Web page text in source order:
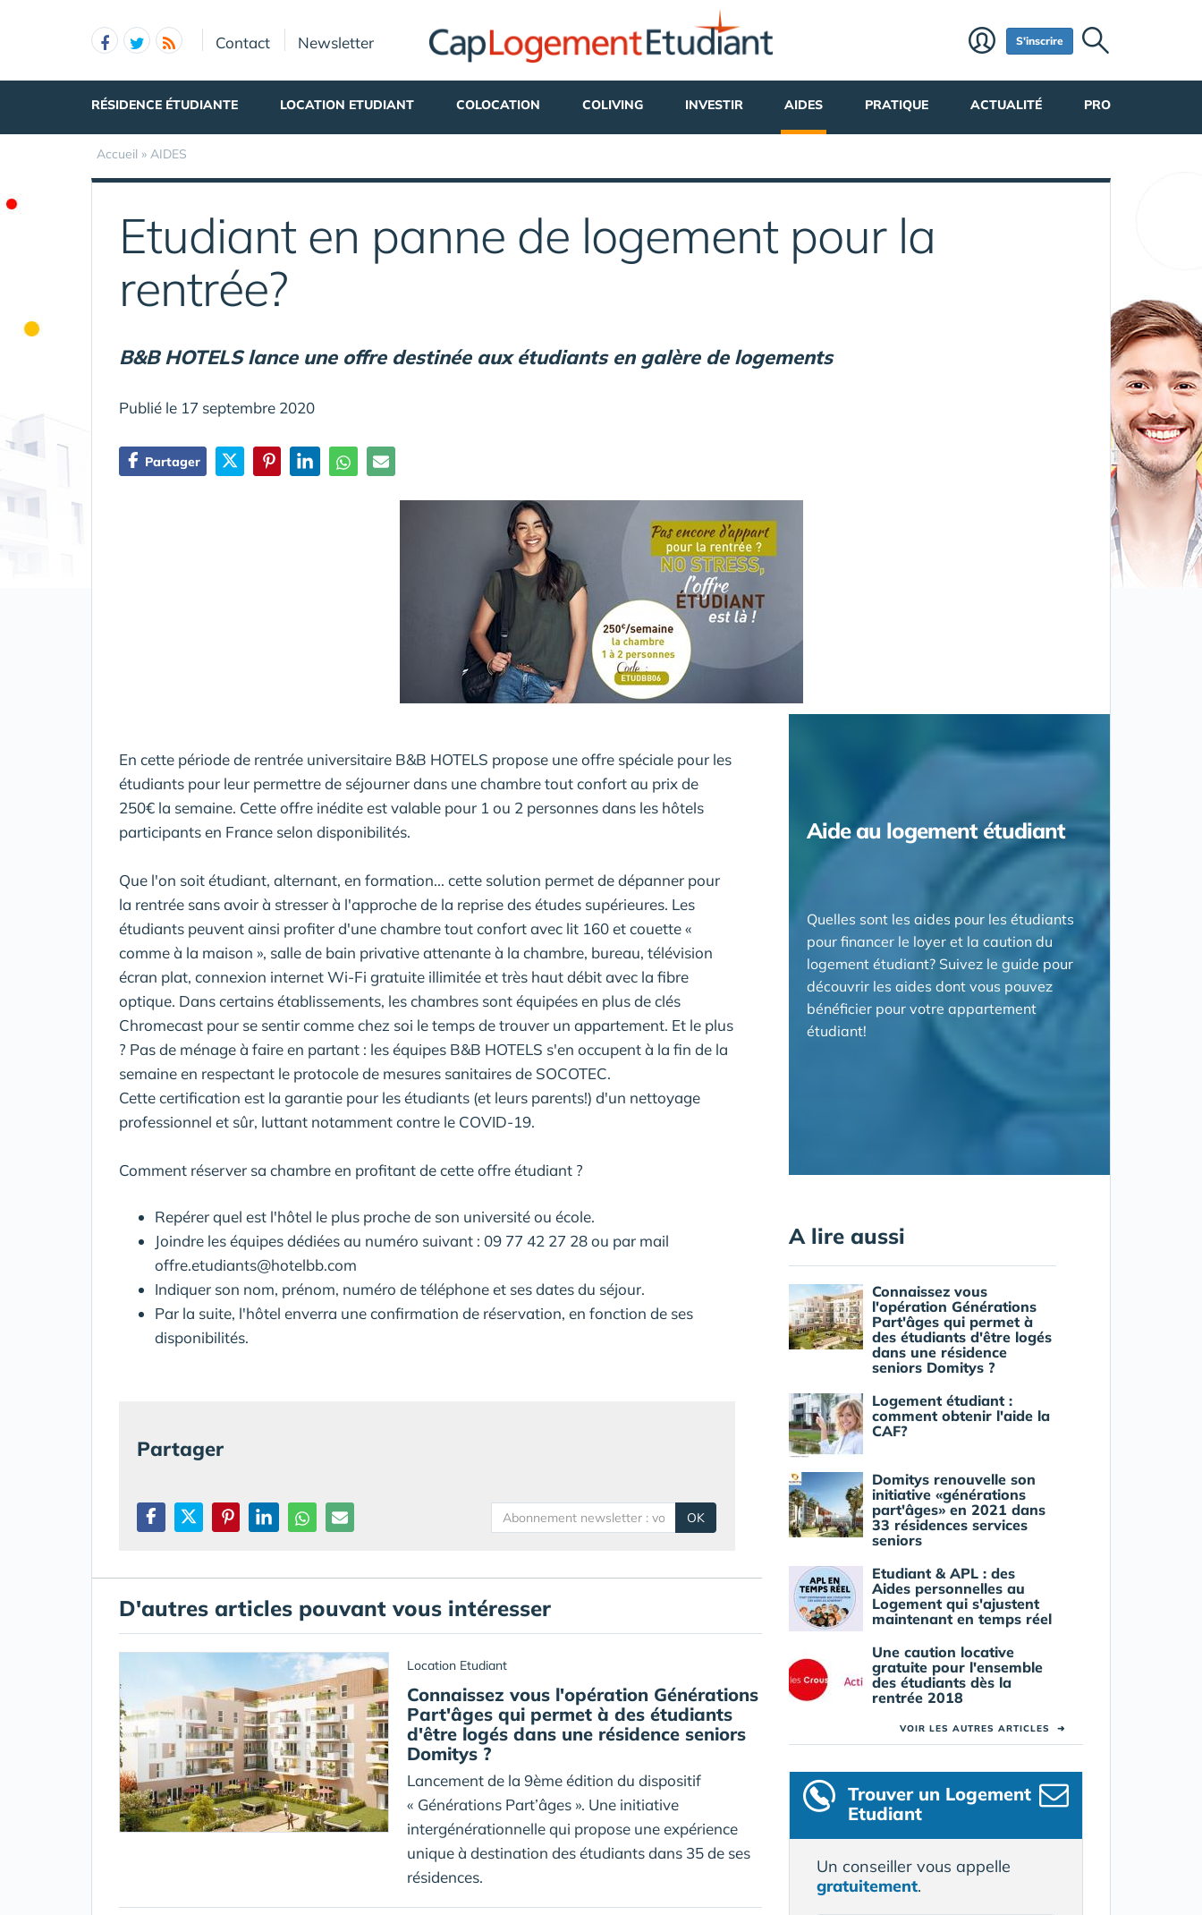
Contact Newsletter S'inscrire
RÉSIDENCE ÉTUDIANTE LOCATION ETUDIANT COLOCATION COLIVING INVESTIR AIDES PRATIQUE ACTUALITÉ PRO
Accueil » AIDES
Etudiant en panne de logement pour la
rentrée?
B&B HOTELS lance une offre destinée aux étudiants en galère de logements
Publié le 17 septembre 2020
Partager
En cette période de rentrée universitaire B&B HOTELS propose une offre spéciale pour les
étudiants pour leur permettre de séjourner dans une chambre tout confort au prix de
250€ la semaine. Cette offre inédite est valable pour 1 ou 2 personnes dans les hôtels
participants en France selon disponibilités.
Que l'on soit étudiant, alternant, en formation... cette solution permet de dépanner pour
la rentrée sans avoir à stresser à l'approche de la reprise des études supérieures. Les
étudiants peuvent ainsi profiter d'une chambre tout confort avec lit 160 et couette «
comme à la maison », salle de bain privative attenante à la chambre, bureau, télévision
écran plat, connexion internet Wi-Fi gratuite illimitée et très haut débit avec la fibre
optique. Dans certains établissements, les chambres sont équipées en plus de clés
Chromecast pour se sentir comme chez soi le temps de trouver un appartement. Et le plus
? Pas de ménage à faire en partant : les équipes B&B HOTELS s'en occupent à la fin de la
semaine en respectant le protocole de mesures sanitaires de SOCOTEC.
Cette certification est la garantie pour les étudiants (et leurs parents!) d'un nettoyage
professionnel et sûr, luttant notamment contre le COVID-19.
Comment réserver sa chambre en profitant de cette offre étudiant ?
Repérer quel est l'hôtel le plus proche de son université ou école.
Joindre les équipes dédiées au numéro suivant : 09 77 42 27 28 ou par mail
offre.etudiants@hotelbb.com
Indiquer son nom, prénom, numéro de téléphone et ses dates du séjour.
Par la suite, l'hôtel enverra une confirmation de réservation, en fonction de ses
disponibilités.
Partager
OK
D'autres articles pouvant vous intéresser
Location Etudiant
Connaissez vous l'opération Générations
Part'âges qui permet à des étudiants
d'être logés dans une résidence seniors
Domitys ?
Lancement de la 9ème édition du dispositif
« Générations Part’âges ». Une initiative
intergénérationnelle qui propose une expérience
unique à destination des étudiants dans 35 de ses
résidences.
Aide au logement étudiant
Quelles sont les aides pour les étudiants
pour financer le loyer et la caution du
logement étudiant? Suivez le guide pour
découvrir les aides dont vous pouvez
bénéficier pour votre appartement
étudiant!
A lire aussi
Connaissez vous
l'opération Générations
Part'âges qui permet à
des étudiants d'être logés
dans une résidence
seniors Domitys ?
Logement étudiant :
comment obtenir l'aide la
CAF?
Domitys renouvelle son
initiative «générations
part'âges» en 2021 dans
33 résidences services
seniors
Etudiant & APL : des
Aides personnelles au
Logement qui s'ajustent
maintenant en temps réel
Une caution locative
gratuite pour l'ensemble
des étudiants dès la
rentrée 2018
VOIR LES AUTRES ARTICLES ➜
Trouver un Logement
Etudiant
Un conseiller vous appelle
gratuitement.